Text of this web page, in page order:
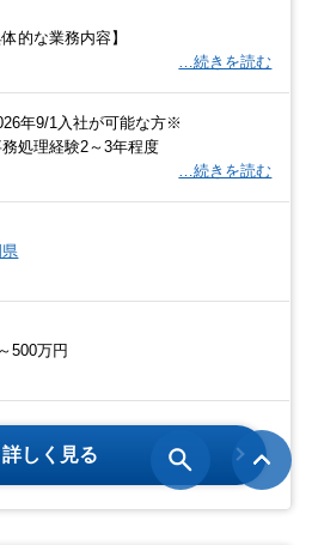
体的な業務内容】
…続きを読む
年9/1入社が可能な方※
務処理経験2～3年程度
…続きを読む
500万円
詳しく見る